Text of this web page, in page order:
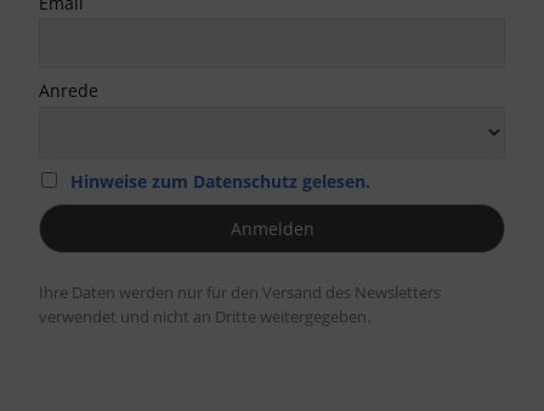
Anrede
Hinweise zum Datenschutz gelesen.
Ihre Daten werden nur für den Versand des Newsletters
verwendet und nicht an Dritte weitergegeben.